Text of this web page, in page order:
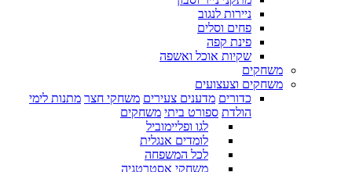
ניירות לנגוב
פחים וסלים
פינת קפה
שקיות אוכל ואשפה
משחקים
משחקים וצעצועים
כדורים מדענים צעירים משחקי חצר מתנות לימי
הולדת ספורט ביתי משחקים
לגו ופליימוביל
לומדים אנגלית
לכל המשפחה
משחקי אסטרטגיה